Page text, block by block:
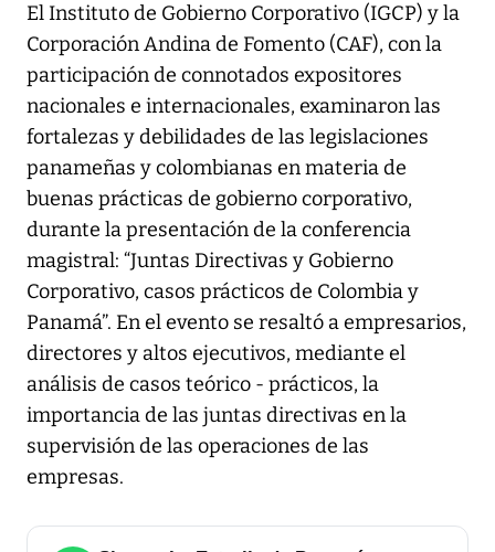
El Instituto de Gobierno Corporativo (IGCP) y la
Corporación Andina de Fomento (CAF), con la
participación de connotados expositores
nacionales e internacionales, examinaron las
fortalezas y debilidades de las legislaciones
panameñas y colombianas en materia de
buenas prácticas de gobierno corporativo,
durante la presentación de la conferencia
magistral: “Juntas Directivas y Gobierno
Corporativo, casos prácticos de Colombia y
Panamá”. En el evento se resaltó a empresarios,
directores y altos ejecutivos, mediante el
análisis de casos teórico - prácticos, la
importancia de las juntas directivas en la
supervisión de las operaciones de las
empresas.